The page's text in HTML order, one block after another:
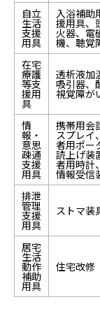
自立
生活
支援
用具
入浴補助
援用具、
火器、電
機、聴覚
在宅
療護
等支
援用
具
透析液加
吸引器、
視覚障が
情
報・
意思
疎通
支援
用具
携帯用会
スプレイ
者用ポー
読上げ装
者用時計
情報受信
排泄
管理
支援
用具
ストマ装
居宅
生活
動作
補助
用具
住宅改修